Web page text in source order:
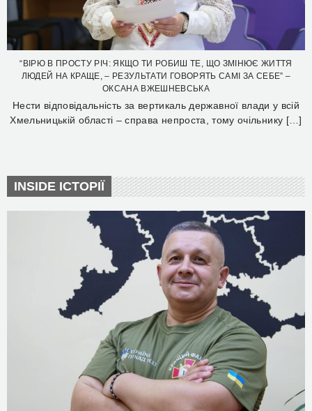
“ВІРЮ В ПРОСТУ РІЧ: ЯКЩО ТИ РОБИШ ТЕ, ЩО ЗМІНЮЄ ЖИТТЯ
ЛЮДЕЙ НА КРАЩЕ, – РЕЗУЛЬТАТИ ГОВОРЯТЬ САМІ ЗА СЕБЕ” –
ОКСАНА ВЖЕШНЕВСЬКА
Нести відповідальність за вертикаль державної влади у всій
Хмельницькій області – справа непроста, тому очільнику […]
INSIDE ІСТОРІЇ